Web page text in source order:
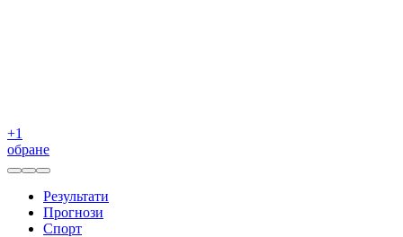
+1
обране
Результати
Прогнози
Спорт